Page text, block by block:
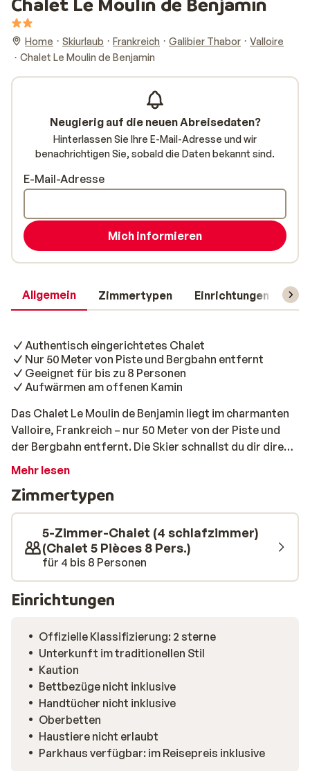
Home Skiurlaub Frankreich Galibier Thabor
Valloire
Chalet Le Moulin de Benjamin
Allgemein Zimmertypen Einrichtungen
Authentisch eingerichtetes Chalet
Nur 50 Meter von Piste und Bergbahn entfernt
Geeignet für bis zu 8 Personen
Aufwärmen am offenen Kamin
Das Chalet Le Moulin de Benjamin liegt im charmanten
Valloire, Frankreich – nur 50 Meter von der Piste und
der Bergbahn entfernt. Die Skier schnallst du dir direkt
vor der Tür an und bist in kürzester Zeit auf der Piste –
möchten. Das Chalet strahlt echte Authentizität aus:
Holzvertäfelungen, ein offener Kamin und eine
ländliche Einrichtung mit liebevollen Details wie alten
Bücherregalen und nostalgischer Bergdekoration. Es
verfügt über vier Schlafzimmer – drei mit
Doppelbetten und eines mit zwei Einzelbetten – perfekt
für Familien oder Freundesgruppen mit bis zu acht
Personen. In der Wohnküche findest du alles, was du
zum Kochen brauchst: Backofen, Geschirrspüler,
Mikrowelle, Kaffeemaschine und sogar eine
Waschmaschine. Der große Esstisch lädt zu langen,
geselligen Abenden mit regionalen Spezialitäten ein. Im
Badezimmer gibt es eine Badewanne – ideal zum
Aufwärmen nach einem Tag auf der Piste. Die Lage ist
ruhig und dennoch zentral: Die Skischule ist ca. 100
Meter entfernt und die Skibushaltestelle liegt fast
direkt ums Eck. In rund 10 Minuten erreichst du zu Fuß
Mehr lesen
Zimmertypen
5-Zimmer-Chalet (4 schlafzimmer)
(Chalet 5 Pièces 8 Pers.)
für 4 bis 8 Personen
Einrichtungen
Offizielle Klassifizierung: 2 sterne
Unterkunft im traditionellen Stil
Kaution
Bettbezüge nicht inklusive
Handtücher nicht inklusive
Oberbetten
Haustiere nicht erlaubt
Parkhaus verfügbar: im Reisepreis inklusive
Neugierig auf die neuen Abreisedaten?
Hinterlassen Sie Ihre E-Mail-Adresse und wir
benachrichtigen Sie, sobald die Daten bekannt sind.
E-Mail-Adresse
Mich informieren